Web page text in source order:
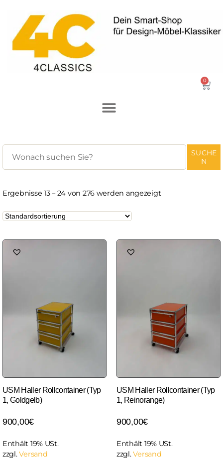
0
SUCHE
N
Ergebnisse 13 – 24 von 276 werden angezeigt
USM Haller Rollcontainer (Typ
1, Goldgelb)
900,00€
Enthält 19% USt.
zzgl.Versand
USM Haller Rollcontainer (Typ
1, Reinorange)
900,00€
Enthält 19% USt.
zzgl.Versand